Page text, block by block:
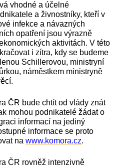
vhodné a účelné
a živnostníky, kteří v
infekce a návazných
opatření jsou výrazně
aktivitách. V této
i zítra, kdy se budeme
Schillerovou, ministryní
náměstkem ministryně
ČR bude chtít od vlády znát
mohou podnikatelé žádat o
informací na jediný
informace se proto
nawww.komora.cz.
ČR rovněž intenzivně